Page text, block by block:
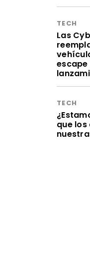
TECH
Las
escape
TECH
que los